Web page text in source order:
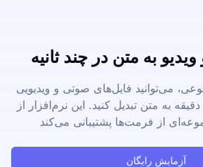
به متن در چند ثانیه
می‌توانید فایل‌های صوتی و ویدیویی
به متن تبدیل کنید. این نرم‌افزار از
آزمایش رایگان